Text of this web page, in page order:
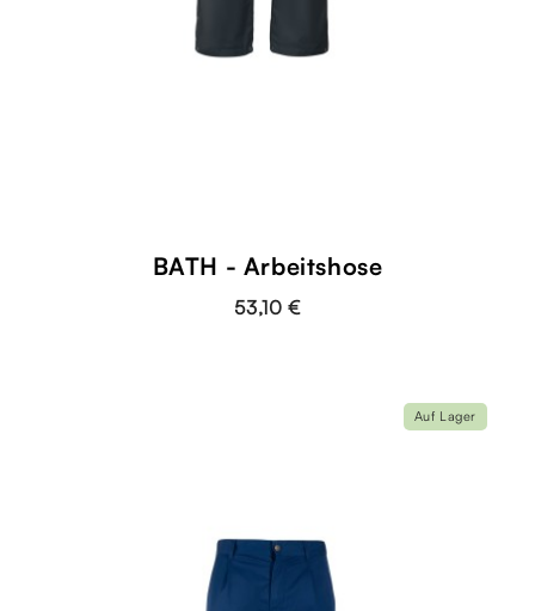
BATH - Arbeitshose
53,10 €
Auf Lager